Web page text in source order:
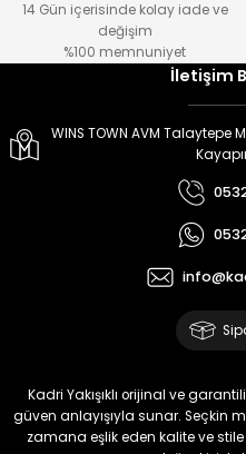
14 Gün içerisinde kolay iade ve
değişim
%100 memnuniyet
İletişim
WINS TOWN AVM Talaytepe
Kadri Yakışıklı orijinal ve
güven anlayışıyla sunar. Seçkin
zamana eşlik eden kalite ve